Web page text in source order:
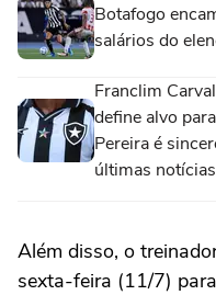
Botafogo
salários do
Franclim
define alvo
Pereira é
últimas
Além disso, o
sexta-feira (11/7)